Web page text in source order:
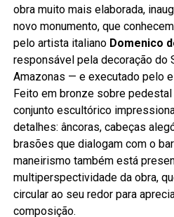
obra muito mais elaborada,
novo monumento, que
pelo artista italiano Domenico
responsável pela decoração do
Amazonas — e executado pelo
Feito em bronze sobre
conjunto escultórico
detalhes: âncoras, cabeças
brasões que dialogam com o
maneirismo também está
multiperspectividade da obra,
circular ao seu redor para
composição.